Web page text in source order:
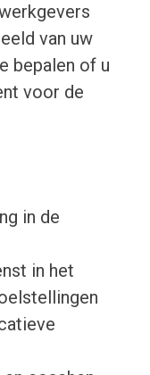
van uw
bepalen of u
voor de
in de
in het